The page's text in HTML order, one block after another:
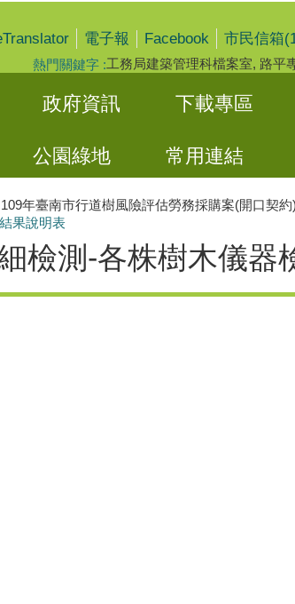
電子報 Facebook 市民信箱
熱門關鍵字 工務局建築管理科檔案室 路平
政府資訊 下載專區
公園綠地 常用連結
109年臺南市行道樹風險評估勞務採購案(開口契
果說明表
檢測-各株樹木儀器